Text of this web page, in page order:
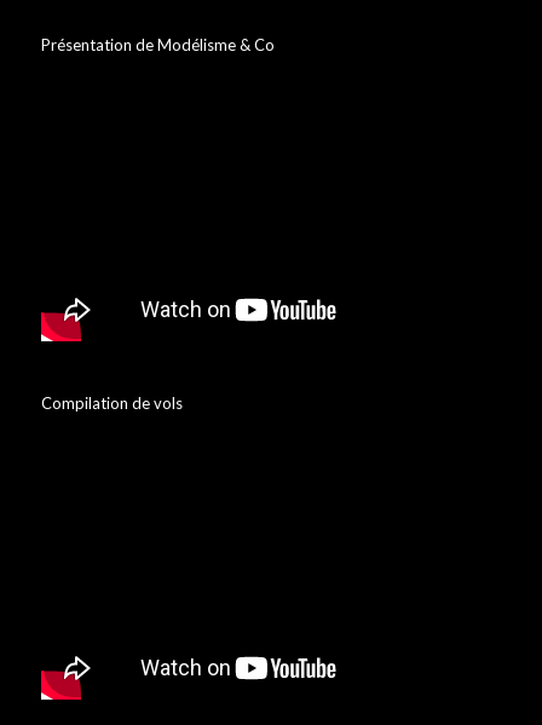
Présentation de Modélisme & Co
Compilation de vols